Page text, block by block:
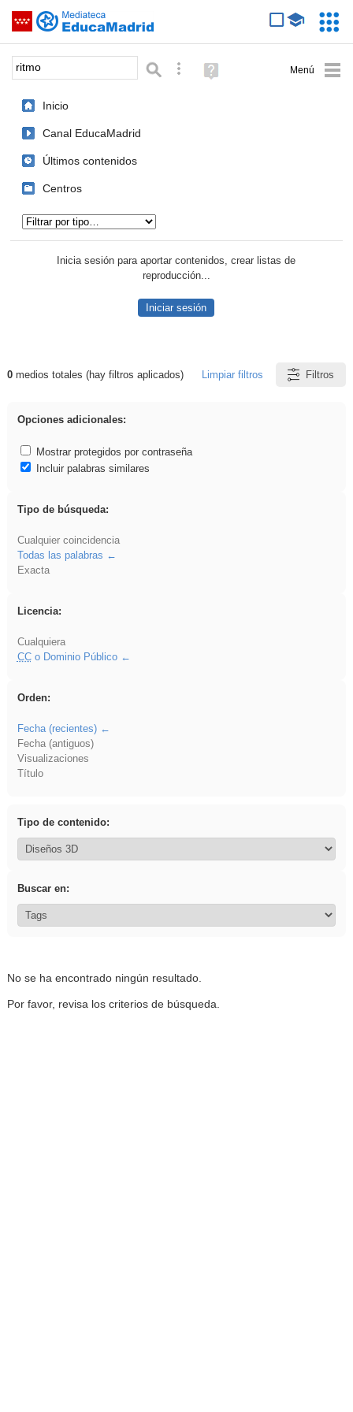
Saltar navegación
Palabra o frase: Búsqueda avanzada
Ayuda
(en
Inicio
Canal EducaMadrid
Últimos contenidos
Centros
Inicia sesión para aportar contenidos, crear listas de
reproducción...
Iniciar sesión
Resultados de: ritmo
0medios totales (hay filtros aplicados) Limpiar filtros Filtros
Opciones adicionales:
Mostrar protegidos por contraseña
Incluir palabras similares
Tipo de búsqueda:
Cualquier coincidencia
Todas las palabras
Exacta
Licencia:
Cualquiera
CCo Dominio Público
Orden:
Fecha (recientes)
Fecha (antiguos)
Visualizaciones
Título
Tipo de contenido:
Buscar en:
No se ha encontrado ningún resultado.
Por favor, revisa los criterios de búsqueda.